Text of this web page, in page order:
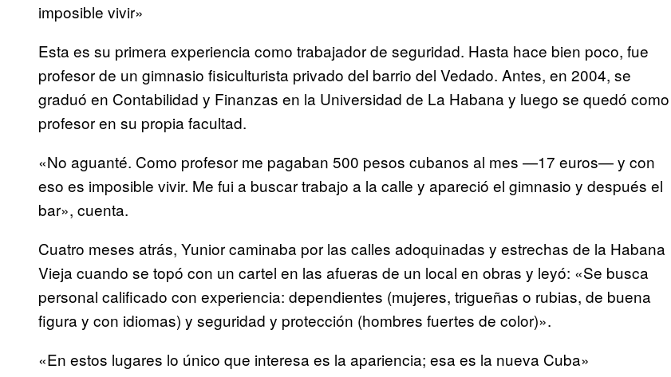
imposible vivir»
Esta es su primera experiencia como trabajador de seguridad. Hasta hace bien poco, fue
profesor de un gimnasio fisiculturista privado del barrio del Vedado. Antes, en 2004, se
graduó en Contabilidad y Finanzas en la Universidad de La Habana y luego se quedó como
profesor en su propia facultad.
«No aguanté. Como profesor me pagaban 500 pesos cubanos al mes —17 euros— y con
eso es imposible vivir. Me fui a buscar trabajo a la calle y apareció el gimnasio y después el
bar», cuenta.
Cuatro meses atrás, Yunior caminaba por las calles adoquinadas y estrechas de la Habana
Vieja cuando se topó con un cartel en las afueras de un local en obras y leyó: «Se busca
personal calificado con experiencia: dependientes (mujeres, trigueñas o rubias, de buena
figura y con idiomas) y seguridad y protección (hombres fuertes de color)».
«En estos lugares lo único que interesa es la apariencia; esa es la nueva Cuba»